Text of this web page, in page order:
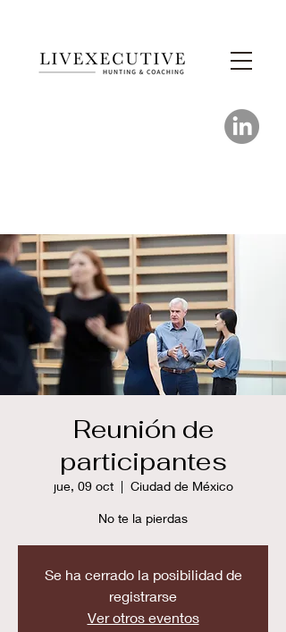
Reunión de
participantes
jue, 09 oct
  |
Ciudad de México
No te la pierdas
Se ha cerrado la posibilidad de
registrarse
Ver otros eventos